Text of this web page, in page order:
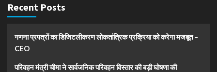
Recent Posts
गणना प्रपत्रों का डिजिटलीकरण लोकतांत्रिक प्रक्रिया को करेगा मजबूत –
CEO
परिवहन मंत्री चीमा ने सार्वजनिक परिवहन विस्तार की बड़ी घोषणा की